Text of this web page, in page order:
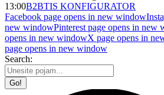
13:00B2BTIS KONFIGURATOR
Facebook page opens in new window
new windowPinterest page opens in new
opens in new windowX page opens in
page opens in new window
Search: